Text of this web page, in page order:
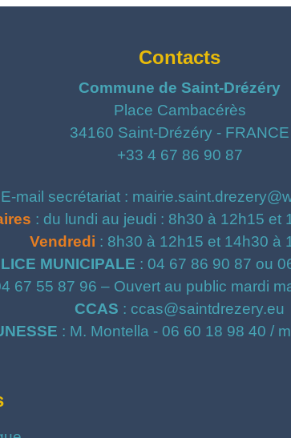
Contacts
Commune de Saint-Drézéry
Place Cambacérès
34160 Saint-Drézéry - FRANCE
+33 4 67 86 90 87
E-mail secrétariat :
: du lundi au jeudi : 8h30 à 12h15 et
Vendredi : 8h30 à 12h15 et 14h30 à
MUNICIPALE : 04 67 86 90 87 ou
67 55 87 96 – Ouvert au public mardi
CCAS : ccas@saintdrezery.eu
: M. Montella - 06 60 18 98 40 /